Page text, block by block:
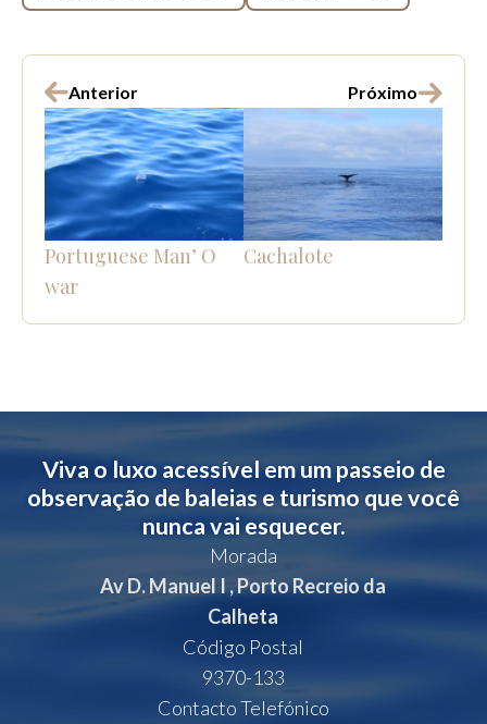
Anterior
Portuguese Man’ O
war
Próximo
Cachalote
Viva o luxo acessível em um passeio de
observação de baleias e turismo que você
nunca vai esquecer.
Morada
Av D. Manuel I , Porto Recreio da
Calheta
Código Postal
9370-133
Contacto Telefónico